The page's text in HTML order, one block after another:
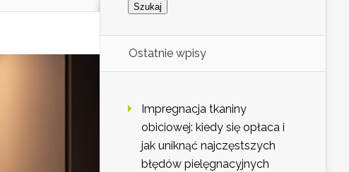
Ostatnie wpisy
Impregnacja tkaniny
obiciowej: kiedy się opłaca i
jak uniknąć najczęstszych
błędów pielęgnacyjnych